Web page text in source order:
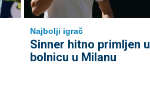
Najbolji igrač
Sinner hitno primljen u
bolnicu u Milanu